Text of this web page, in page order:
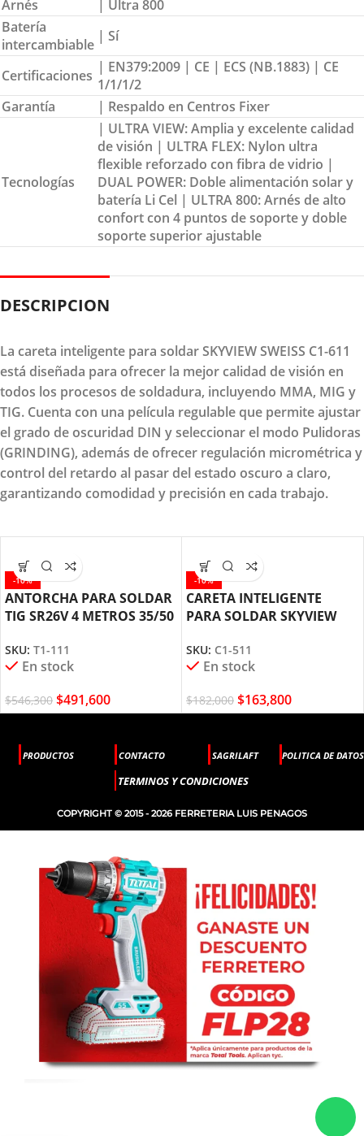
Arnés
| Ultra 800
Batería
intercambiable | Sí
Certificaciones | EN379:2009 | CE | ECS (NB.1883) | CE
1/1/1/2
Garantía
| Respaldo en Centros Fixer
Tecnologías
| ULTRA VIEW: Amplia y excelente calidad
de visión | ULTRA FLEX: Nylon ultra
flexible reforzado con fibra de vidrio |
DUAL POWER: Doble alimentación solar y
batería Li Cel | ULTRA 800: Arnés de alto
confort con 4 puntos de soporte y doble
soporte superior ajustable
DESCRIPCION
La careta inteligente para soldar SKYVIEW SWEISS C1-611
está diseñada para ofrecer la mejor calidad de visión en
todos los procesos de soldadura, incluyendo MMA, MIG y
TIG. Cuenta con una película regulable que permite ajustar
el grado de oscuridad DIN y seleccionar el modo Pulidoras
(GRINDING), además de ofrecer regulación micrométrica y
control del retardo al pasar del estado oscuro a claro,
garantizando comodidad y precisión en cada trabajo.
-10%
ANTORCHA PARA SOLDAR
TIG SR26V 4 METROS 35/50
SKU: T1-111
En stock
$546,300 $491,600
-10%
CARETA INTELIGENTE
PARA SOLDAR SKYVIEW
SKU: C1-511
En stock
$182,000 $163,800
PRODUCTOS CONTACTO SAGRILAFT POLITICA DE DATOS
TERMINOS Y CONDICIONES
COPYRIGHT © 2015 - 2026 FERRETERIA LUIS PENAGOS